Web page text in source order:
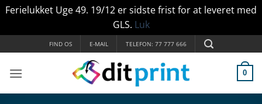
Ferielukket Uge 49. 19/12 er sidste frist for at leveret med
GLS. Luk
til
indhold
FIND OS E-MAIL TELEFON: 77 777 666
0